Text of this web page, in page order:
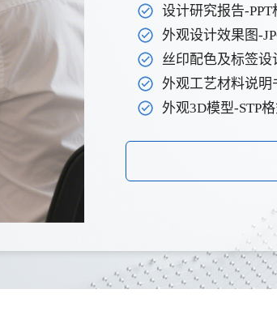
设计研究报告-PPT
外观设计效果图-
丝印配色及标签设
外观工艺材料说明
外观3D模型-STP